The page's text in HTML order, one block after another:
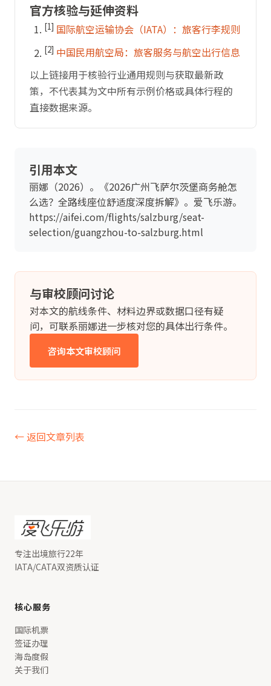
官方核验与延伸资料
[1] 国际航空运输协会（IATA）：旅客行李规则
[2] 中国民用航空局：旅客服务与航空出行信息
以上链接用于核验行业通用规则与获取最新政
策，不代表其为文中所有示例价格或具体行程的
直接数据来源。
引用本文
丽娜（2026）。《2026广州飞萨尔茨堡商务舱怎
么选？全路线座位舒适度深度拆解》。爱飞乐游。
https://aifei.com/flights/salzburg/seat-
selection/guangzhou-to-salzburg.html
与审校顾问讨论
对本文的航线条件、材料边界或数据口径有疑
问，可联系丽娜进一步核对您的具体出行条件。
咨询本文审校顾问
← 返回文章列表
专注出境旅行22年
IATA/CATA双资质认证
核心服务
国际机票
签证办理
海岛度假
关于我们